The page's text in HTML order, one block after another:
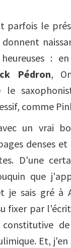
parfois le
:
Pédron,
le
comme
un vrai
denses
D'une
que
je sais gré à
fixer par
Et, j'en